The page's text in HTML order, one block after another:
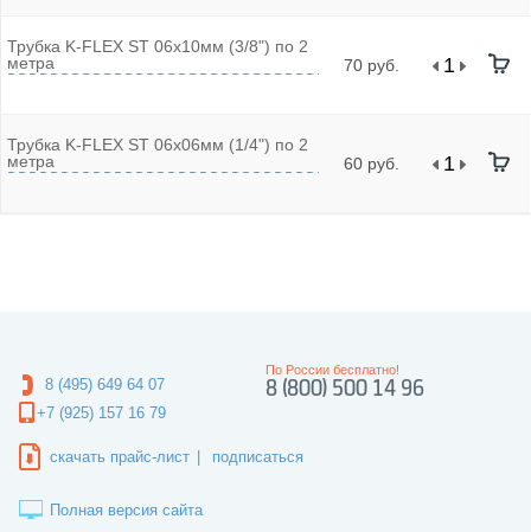
Трубка K-FLEX ST 06x10мм (3/8") по 2
метра
70 руб.
Трубка K-FLEX ST 06x06мм (1/4") по 2
метра
60 руб.
8 (495) 649 64 07
+7 (925) 157 16 79
8 (800) 500 14 96
По России бесплатно!
скачать прайс-лист подписаться
Полная версия сайта